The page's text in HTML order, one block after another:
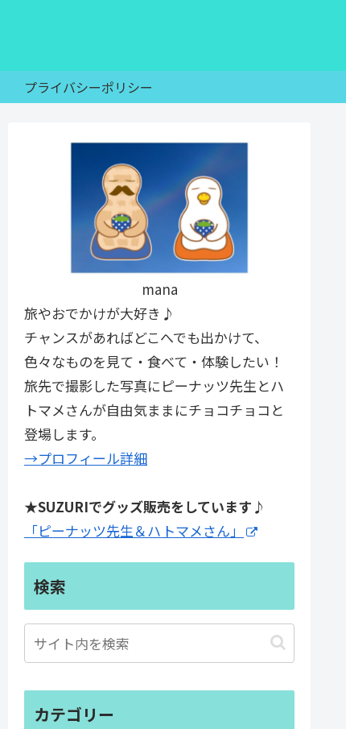
プライバシーポリシー
mana
旅やおでかけが大好き♪
チャンスがあればどこへでも出かけて、
色々なものを見て・食べて・体験したい！
旅先で撮影した写真にピーナッツ先生とハ
トマメさんが自由気ままにチョコチョコと
登場します。
→プロフィール詳細
★SUZURIでグッズ販売をしています♪
「ピーナッツ先生＆ハトマメさん」
検索
カテゴリー